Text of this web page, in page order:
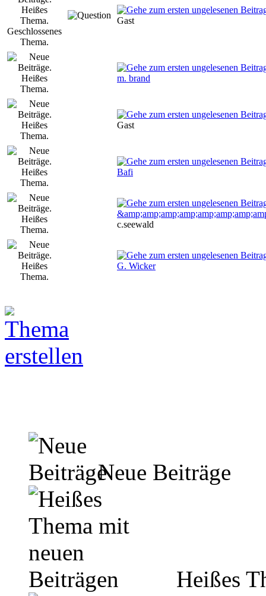
Gast
m. brand
Gast
Bafi
c.seewald
G. Wicker
Neue Beiträge
Heißes